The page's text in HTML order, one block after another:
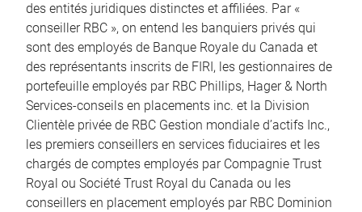
des entités juridiques distinctes et affiliées. Par «
conseiller RBC », on entend les banquiers privés qui
sont des employés de Banque Royale du Canada et
des représentants inscrits de FIRI, les gestionnaires de
portefeuille employés par RBC Phillips, Hager & North
Services-conseils en placements inc. et la Division
Clientèle privée de RBC Gestion mondiale d’actifs Inc.,
les premiers conseillers en services fiduciaires et les
chargés de comptes employés par Compagnie Trust
Royal ou Société Trust Royal du Canada ou les
conseillers en placement employés par RBC Dominion